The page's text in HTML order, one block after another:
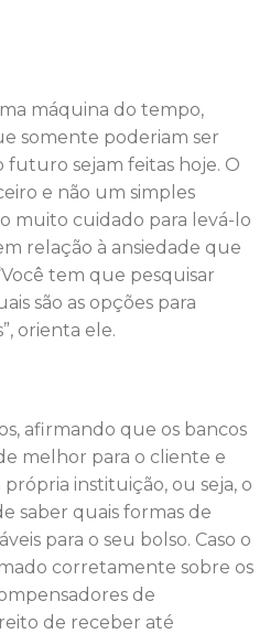
máquina do tempo,
somente poderiam ser
futuro sejam feitas hoje. O
e não um simples
muito cuidado para levá-lo
relação à ansiedade que
tem que pesquisar
são as opções para
orienta ele.
afirmando que os bancos
melhor para o cliente e
instituição, ou seja, o
saber quais formas de
para o seu bolso. Caso o
corretamente sobre os
de
de receber até